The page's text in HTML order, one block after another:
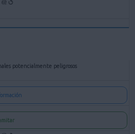
potencialmente peligrosos